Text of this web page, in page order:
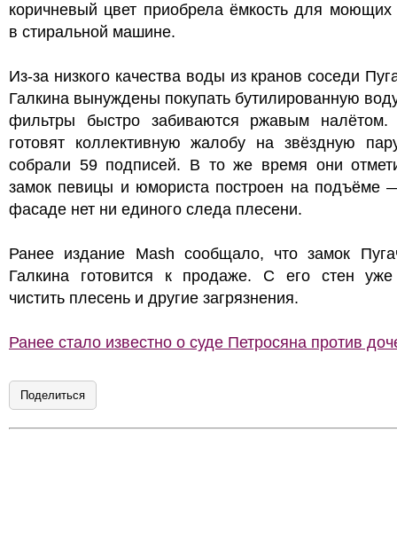
коричневый цвет приобрела ёмкость для моющих
в стиральной машине.
Из-за низкого качества воды из кранов соседи
Галкина вынуждены покупать бутилированную
фильтры быстро забиваются ржавым налётом.
готовят коллективную жалобу на звёздную
собрали 59 подписей. В то же время они
замок певицы и юмориста построен на подъёме
фасаде нет ни единого следа плесени.
Ранее издание Mash сообщало, что замок
Галкина готовится к продаже. С его стен
чистить плесень и другие загрязнения.
Ранее стало известно о суде Петросяна против
Поделиться